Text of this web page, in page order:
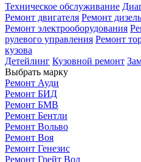
Техническое обслуживание
Ремонт двигателя Ремонт
Ремонт электрооборудования
рулевого управления Ремонт
кузова
Детейлинг Кузовной ремонт
Выбрать марку
Ремонт Ауди
Ремонт БИД
Ремонт БМВ
Ремонт Бентли
Ремонт Вольво
Ремонт Воя
Ремонт Генезис
Ремонт Грейт Вол